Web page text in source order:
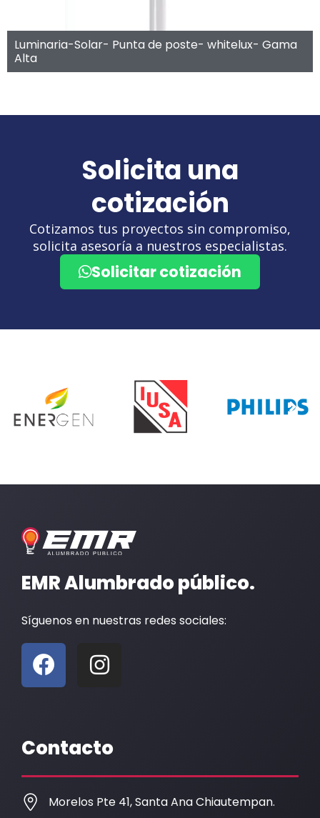
Luminaria-Solar- Punta de poste- whitelux- Gama
Alta
Solicita una
cotización
Cotizamos tus proyectos sin compromiso,
solicita asesoría a nuestros especialistas.
Solicitar cotización
EMR Alumbrado público.
Síguenos en nuestras redes sociales:
F
a
c
b
o
o
k
I
n
a
g
r
a
Contacto
Morelos Pte 41, Santa Ana Chiautempan.